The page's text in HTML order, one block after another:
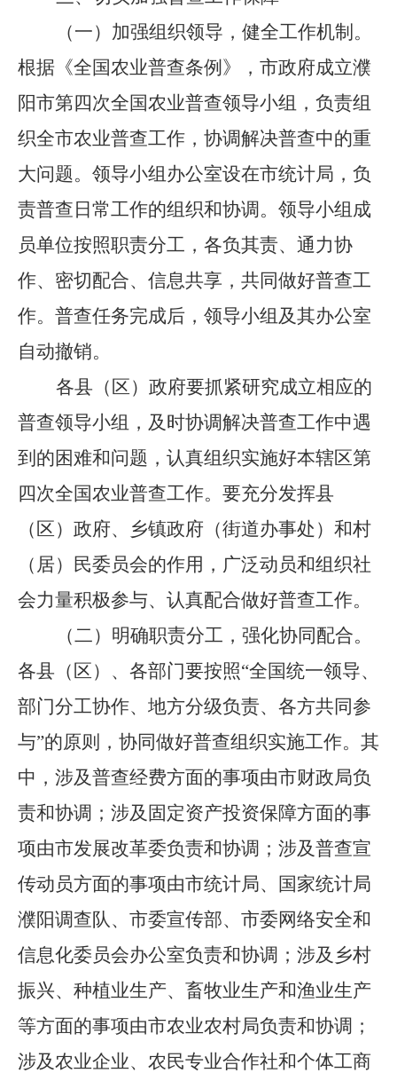
（一）加强组织领导，健全工作机制。
根据《全国农业普查条例》，市政府成立濮
阳市第四次全国农业普查领导小组，负责组
织全市农业普查工作，协调解决普查中的重
大问题。领导小组办公室设在市统计局，负
责普查日常工作的组织和协调。领导小组成
员单位按照职责分工，各负其责、通力协
作、密切配合、信息共享，共同做好普查工
作。普查任务完成后，领导小组及其办公室
自动撤销。
各县（区）政府要抓紧研究成立相应的
普查领导小组，及时协调解决普查工作中遇
到的困难和问题，认真组织实施好本辖区第
四次全国农业普查工作。要充分发挥县
（区）政府、乡镇政府（街道办事处）和村
（居）民委员会的作用，广泛动员和组织社
会力量积极参与、认真配合做好普查工作。
（二）明确职责分工，强化协同配合。
各县（区）、各部门要按照“全国统一领导、
部门分工协作、地方分级负责、各方共同参
与”的原则，协同做好普查组织实施工作。其
中，涉及普查经费方面的事项由市财政局负
责和协调；涉及固定资产投资保障方面的事
项由市发展改革委负责和协调；涉及普查宣
传动员方面的事项由市统计局、国家统计局
濮阳调查队、市委宣传部、市委网络安全和
信息化委员会办公室负责和协调；涉及乡村
振兴、种植业生产、畜牧业生产和渔业生产
等方面的事项由市农业农村局负责和协调；
涉及农业企业、农民专业合作社和个体工商